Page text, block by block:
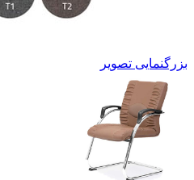
بزرگنمایی تصویر